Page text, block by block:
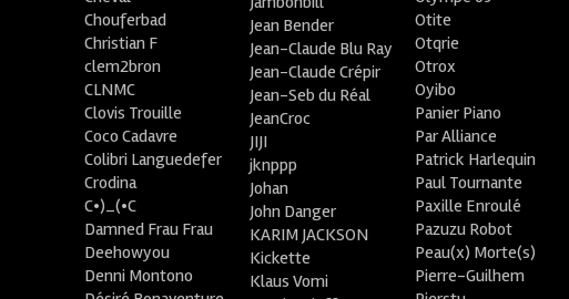
Chouferbad
Christian F
clem2bron
CLNMC
Clovis Trouille
Coco Cadavre
Colibri Languedefer
Crodina
C•)_(•C
Damned Frau Frau
Deehowyou
Denni Montono
Jean Bender
Jean-Claude Blu Ray
Jean-Claude Crépir
Jean-Seb du Réal
JeanCroc
JIJI
jknppp
Johan
John Danger
KARIM JACKSON
Kickette
Klaus Vomi
Otite
Otqrie
Otrox
Oyibo
Panier Piano
Par Alliance
Patrick Harlequin
Paul Tournante
Paxille Enroulé
Pazuzu Robot
Peau(x) Morte(s)
Pierre-Guilhem